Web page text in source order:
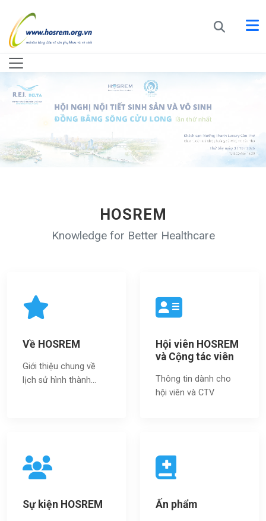
HOSREM
Knowledge for Better Healthcare
Về HOSREM
Giới thiệu chung về
lịch sử hình thành...
Hội viên HOSREM
và Cộng tác viên
Thông tin dành cho
hội viên và CTV
Sự kiện HOSREM Ấn phẩm